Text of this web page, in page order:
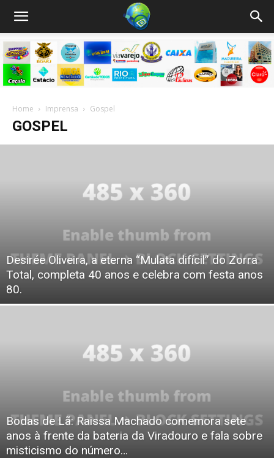
Home Imprensa Gospel
GOSPEL
Desirée Oliveira, a eterna “Mulata difícil” do Zorra
Total, completa 40 anos e celebra com festa anos
80.
Bodas de Lã: Raissa Machado comemora sete
anos à frente da bateria da Viradouro e fala sobre
misticismo do número…